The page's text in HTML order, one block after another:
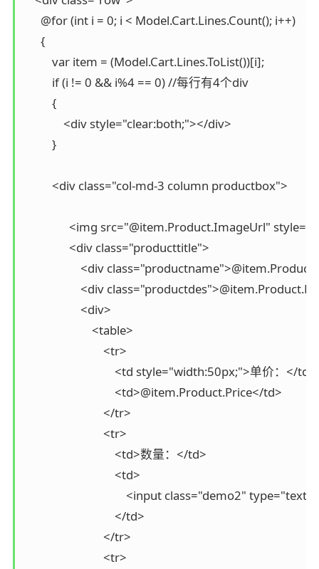
      @for (int i = 0; i < Model.Cart.Lines.Count(); i++)
      {
          var item = (Model.Cart.Lines.ToList())[i];
          if (i != 0 && i%4 == 0) //每行有4个div
          {
              <div style="clear:both;"></div>
          }
          <div class="col-md-3 column productbox">
<img src="@item.Product.ImageUrl"
                <div class="producttitle">
<div
<div
                    <div>
                        <table>
                            <tr>
                                <td style="width:50px;">单价：</td>
                                <td>@item.Product.Price</td>
                            </tr>
                            <tr>
                                <td>数量：</td>
                                <td>
<input class="demo2"
                                </td>
                            </tr>
                            <tr>